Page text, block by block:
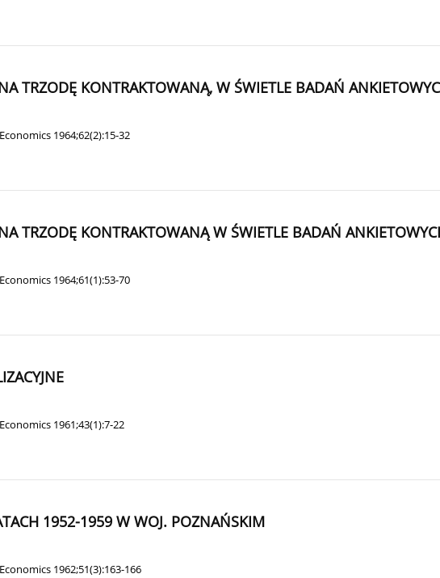
TRZODĘ KONTRAKTOWANĄ, W ŚWIETLE BADAŃ
1964;62(2):15-32
TRZODĘ KONTRAKTOWANĄ W ŚWIETLE BADAŃ
1964;61(1):53-70
1961;43(1):7-22
1952-1959 W WOJ. POZNAŃSKIM
1962;51(3):163-166